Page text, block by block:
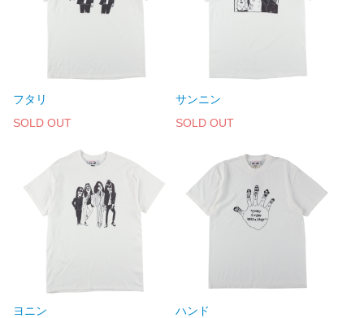
フタリ
SOLD OUT
サンニン
SOLD OUT
ヨニン
ハンド